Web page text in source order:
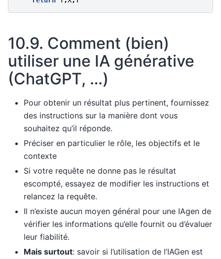
10.9. Comment (bien)
utiliser une IA générative
(ChatGPT, …)
Pour obtenir un résultat plus pertinent, fournissez
des instructions sur la manière dont vous
souhaitez qu’il réponde.
Préciser en particulier le rôle, les objectifs et le
contexte
Si votre requête ne donne pas le résultat
escompté, essayez de modifier les instructions et
relancez la requête.
Il n’existe aucun moyen général pour une IAgen de
vérifier les informations qu’elle fournit ou d’évaluer
leur fiabilité.
Mais surtout: savoir si l’utilisation de l’IAGen est